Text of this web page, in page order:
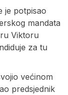
je potpisao
mandata
Viktoru
za tu
većinom
predsjednik